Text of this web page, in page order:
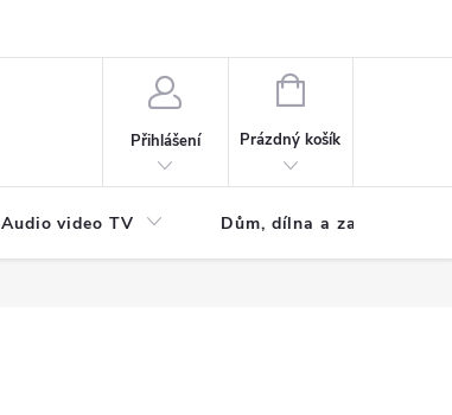
Přihlášení
NÁKUPNÍ
Prázdný košík
Audio video TV Dům, dílna a zahrada